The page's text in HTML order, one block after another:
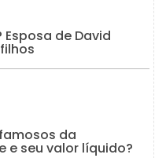
Esposa de David
da
e seu valor líquido?